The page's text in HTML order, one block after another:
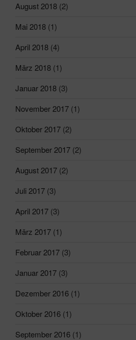
August 2018 (2)
Mai 2018 (1)
April 2018 (4)
März 2018 (1)
Januar 2018 (3)
November 2017 (1)
Oktober 2017 (2)
September 2017 (2)
August 2017 (2)
Juli 2017 (3)
April 2017 (3)
März 2017 (1)
Februar 2017 (3)
Januar 2017 (3)
Dezember 2016 (1)
Oktober 2016 (1)
September 2016 (1)